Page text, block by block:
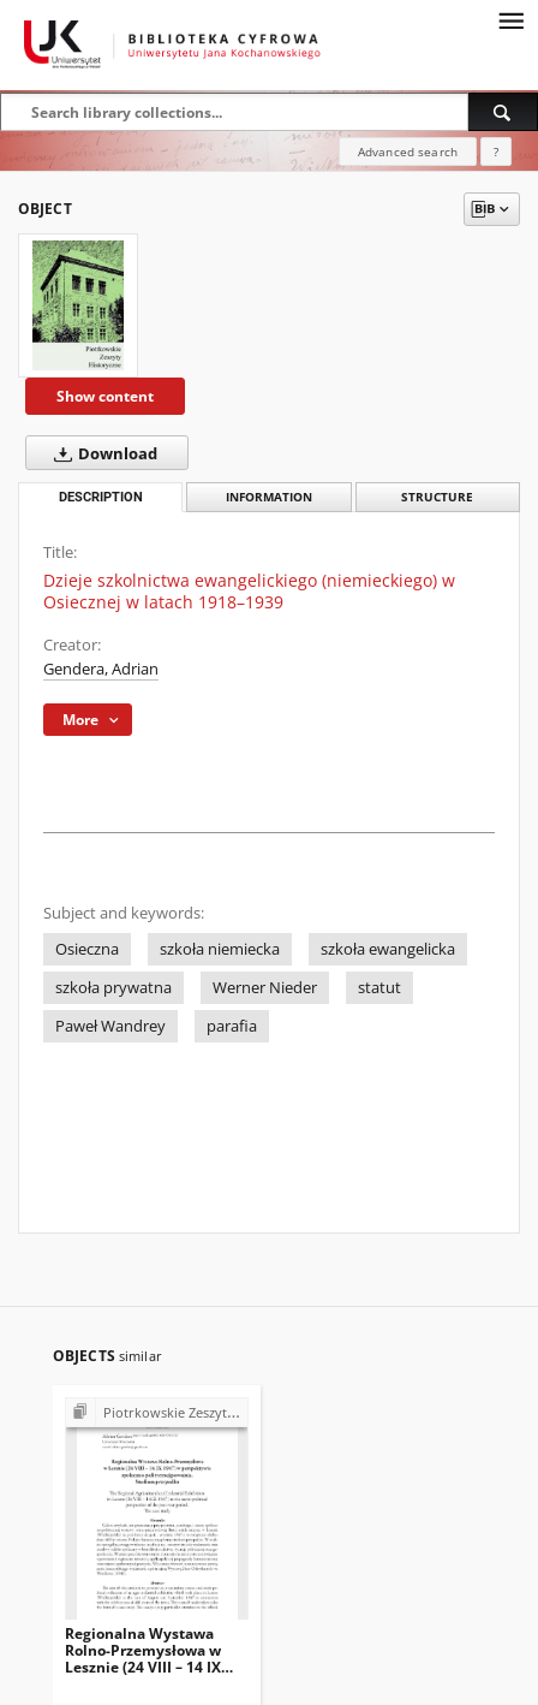
Advanced search ?
OBJECT
Show content
Download
DESCRIPTION INFORMATION STRUCTURE
Title:
Dzieje szkolnictwa ewangelickiego (niemieckiego) w
Osiecznej w latach 1918–1939
Creator:
Gendera, Adrian
More
Subject and keywords:
Osieczna
szkoła niemiecka
szkoła ewangelicka
szkoła prywatna
Werner Nieder
statut
Paweł Wandrey
parafia
OBJECTS similar
Piotrkowskie Zeszyty Historyczne
Regionalna Wystawa
Rolno-Przemysłowa w
Lesznie (24 VIII – 14 IX